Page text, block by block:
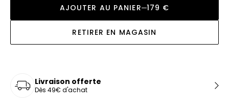
AJOUTER AU PANIER 179 €
RETIRER EN MAGASIN
Livraison offerte
Dès 49€ d'achat